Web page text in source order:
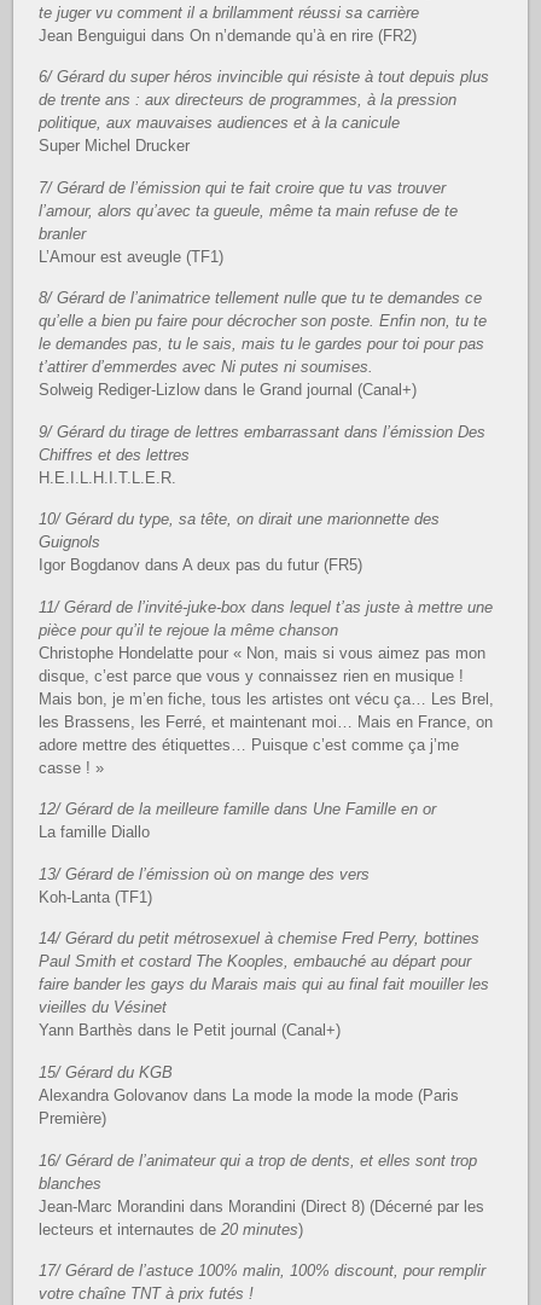
te juger vu comment il a brillamment réussi sa carrière
Jean Benguigui dans On n’demande qu’à en rire (FR2)
6/ Gérard du super héros invincible qui résiste à tout depuis plus
de trente ans : aux directeurs de programmes, à la pression
politique, aux mauvaises audiences et à la canicule
Super Michel Drucker
7/ Gérard de l’émission qui te fait croire que tu vas trouver
l’amour, alors qu’avec ta gueule, même ta main refuse de te
branler
L’Amour est aveugle (TF1)
8/ Gérard de l’animatrice tellement nulle que tu te demandes ce
qu’elle a bien pu faire pour décrocher son poste. Enfin non, tu te
le demandes pas, tu le sais, mais tu le gardes pour toi pour pas
t’attirer d’emmerdes avec Ni putes ni soumises.
Solweig Rediger-Lizlow dans le Grand journal (Canal+)
9/ Gérard du tirage de lettres embarrassant dans l’émission Des
Chiffres et des lettres
H.E.I.L.H.I.T.L.E.R.
10/ Gérard du type, sa tête, on dirait une marionnette des
Guignols
Igor Bogdanov dans A deux pas du futur (FR5)
11/ Gérard de l’invité-juke-box dans lequel t’as juste à mettre une
pièce pour qu’il te rejoue la même chanson
Christophe Hondelatte pour « Non, mais si vous aimez pas mon
disque, c’est parce que vous y connaissez rien en musique !
Mais bon, je m’en fiche, tous les artistes ont vécu ça… Les Brel,
les Brassens, les Ferré, et maintenant moi… Mais en France, on
adore mettre des étiquettes… Puisque c’est comme ça j’me
casse ! »
12/ Gérard de la meilleure famille dans Une Famille en or
La famille Diallo
13/ Gérard de l’émission où on mange des vers
Koh-Lanta (TF1)
14/ Gérard du petit métrosexuel à chemise Fred Perry, bottines
Paul Smith et costard The Kooples, embauché au départ pour
faire bander les gays du Marais mais qui au final fait mouiller les
vieilles du Vésinet
Yann Barthès dans le Petit journal (Canal+)
15/ Gérard du KGB
Alexandra Golovanov dans La mode la mode la mode (Paris
Première)
16/ Gérard de l’animateur qui a trop de dents, et elles sont trop
blanches
Jean-Marc Morandini dans Morandini (Direct 8) (Décerné par les
lecteurs et internautes de 20 minutes)
17/ Gérard de l’astuce 100% malin, 100% discount, pour remplir
votre chaîne TNT à prix futés !